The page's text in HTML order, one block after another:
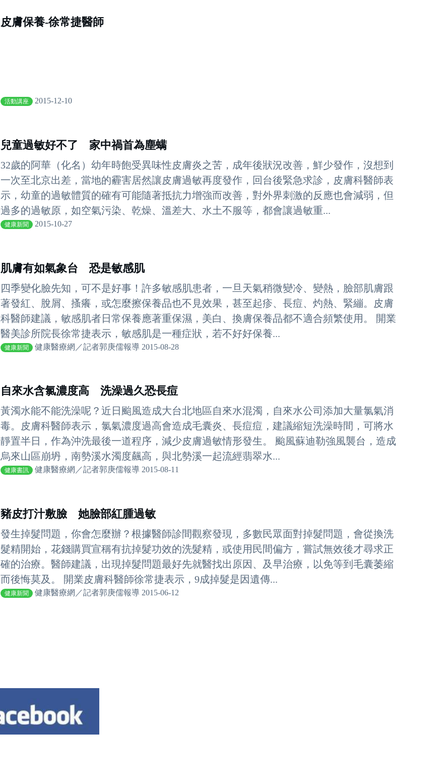
皮膚保養-徐常捷醫師
活動講座 2015-12-10
兒童過敏好不了 家中禍首為塵螨
32歲的阿華（化名）幼年時飽受異味性皮膚炎之苦，成年後狀況改善，鮮少發作，沒想到
一次至北京出差，當地的霾害居然讓皮膚過敏再度發作，回台後緊急求診，皮膚科醫師表
示，幼童的過敏體質的確有可能隨著抵抗力增強而改善，對外界刺激的反應也會減弱，但
過多的過敏原，如空氣污染、乾燥、溫差大、水土不服等，都會讓過敏重...
健康新聞 2015-10-27
肌膚有如氣象台 恐是敏感肌
四季變化臉先知，可不是好事！許多敏感肌患者，一旦天氣稍微變冷、變熱，臉部肌膚跟
著發紅、脫屑、搔癢，或怎麼擦保養品也不見效果，甚至起疹、長痘、灼熱、緊繃。皮膚
科醫師建議，敏感肌者日常保養應著重保濕，美白、換膚保養品都不適合頻繁使用。 開業
醫美診所院長徐常捷表示，敏感肌是一種症狀，若不好好保養...
健康新聞 健康醫療網／記者郭庚儒報導 2015-08-28
自來水含氯濃度高 洗澡過久恐長痘
黃濁水能不能洗澡呢？近日颱風造成大台北地區自來水混濁，自來水公司添加大量氯氣消
毒。皮膚科醫師表示，氯氣濃度過高會造成毛囊炎、長痘痘，建議縮短洗澡時間，可將水
靜置半日，作為沖洗最後一道程序，減少皮膚過敏情形發生。 颱風蘇迪勒強風襲台，造成
烏來山區崩坍，南勢溪水濁度飆高，與北勢溪一起流經翡翠水...
健康書訊 健康醫療網／記者郭庚儒報導 2015-08-11
豬皮打汁敷臉 她臉部紅腫過敏
發生掉髮問題，你會怎麼辦？根據醫師診間觀察發現，多數民眾面對掉髮問題，會從換洗
髮精開始，花錢購買宣稱有抗掉髮功效的洗髮精，或使用民間偏方，嘗試無效後才尋求正
確的治療。醫師建議，出現掉髮問題最好先就醫找出原因、及早治療，以免等到毛囊萎縮
而後悔莫及。 開業皮膚科醫師徐常捷表示，9成掉髮是因遺傳...
健康新聞 健康醫療網／記者郭庚儒報導 2015-06-12